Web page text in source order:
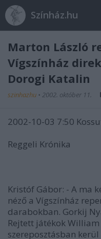
Színház.hu
Marton László
Vígszínház
Dorogi Katalin
szinhazhu • 2002. október 11.
2002-10-03 7:50
Reggeli Krónika
Kristóf Gábor: - A ma
néző a Vígszínház
darabokban. Gorkij
Rejtett játékok
szereposztásban